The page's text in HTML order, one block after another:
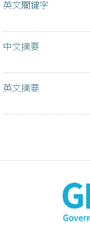
英文關鍵字
中文摘要
英文摘要